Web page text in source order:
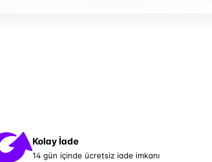
Kolay İade
14 gün içinde ücretsiz iade imkanı